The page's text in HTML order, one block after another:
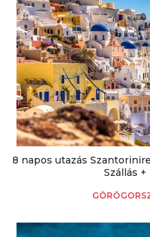
8 napos utazás
Szállás